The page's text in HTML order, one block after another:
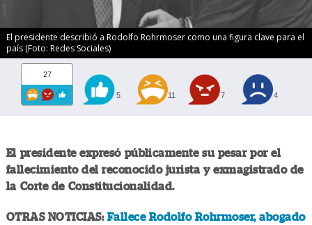
El presidente describió a Rodolfo Rohrmoser como una figura clave para el
país (Foto: Redes Sociales)
27
5 11 7 4
El presidente expresó públicamente su pesar por el
fallecimiento del reconocido jurista y exmagistrado de
la Corte de Constitucionalidad.
OTRAS NOTICIAS: Fallece Rodolfo Rohrmoser, abogado